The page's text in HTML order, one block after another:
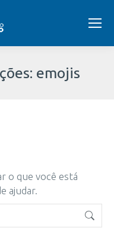
emojis
o que você está
ajudar.